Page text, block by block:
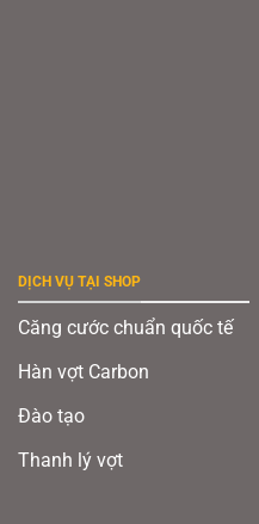
DỊCH VỤ TẠI SHOP
Căng cước chuẩn quốc tế
Hàn vợt Carbon
Đào tạo
Thanh lý vợt